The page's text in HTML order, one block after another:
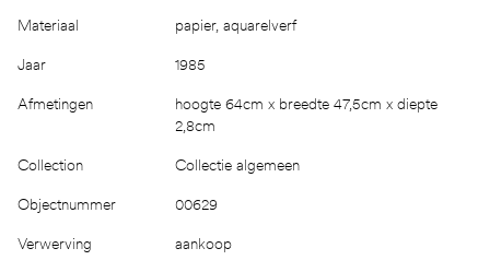
Materiaal papier, aquarelverf
Jaar 1985
Afmetingen
hoogte 64cm x breedte 47,5cm x diepte
2,8cm
Collection Collectie algemeen
Objectnummer 00629
Verwerving aankoop